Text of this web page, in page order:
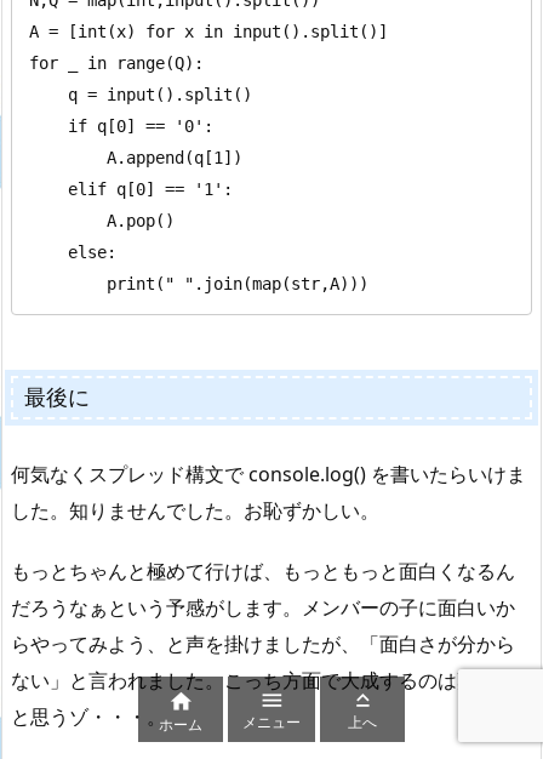
A = [int(x) for x in input().split()]
for _ in range(Q):
        print(" ".join(map(str,A)))
最後に
何気なくスプレッド構文で console.log() を書いたらいけま
した。知りませんでした。お恥ずかしい。
もっとちゃんと極めて行けば、もっともっと面白くなるん
だろうなぁという予感がします。メンバーの子に面白いか
らやってみよう、と声を掛けましたが、「面白さが分から
ない」と言われました。こっち方面で大成するのは難しい
と思うゾ・・・。

ホーム

メニュー

上へ